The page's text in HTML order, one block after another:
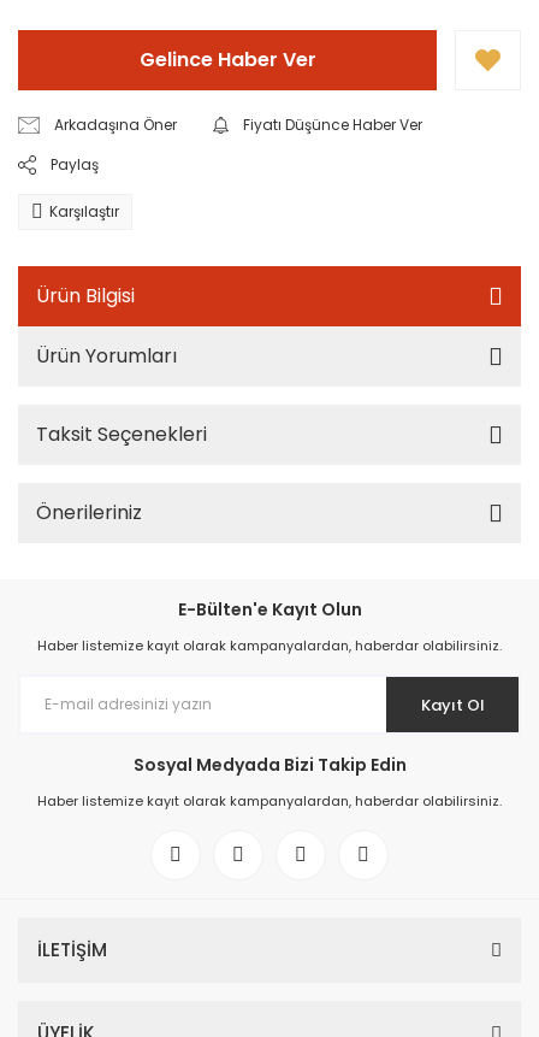
Gelince Haber Ver
Arkadaşına Öner
Fiyatı Düşünce Haber Ver
Paylaş
Karşılaştır
Ürün Bilgisi
Ürün Yorumları
Taksit Seçenekleri
Önerileriniz
E-Bülten'e Kayıt Olun
Haber listemize kayıt olarak kampanyalardan, haberdar olabilirsiniz.
Kayıt Ol
Sosyal Medyada Bizi Takip Edin
Haber listemize kayıt olarak kampanyalardan, haberdar olabilirsiniz.
İLETİŞİM